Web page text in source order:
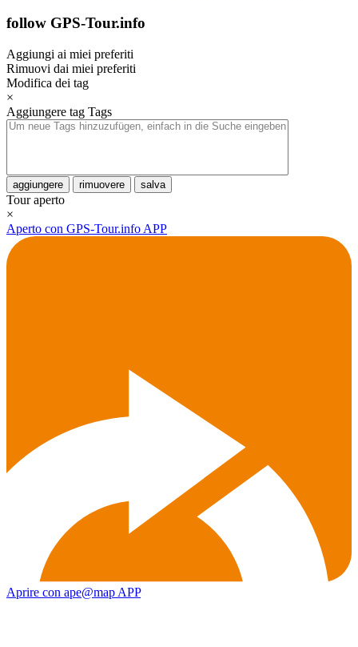
follow GPS-Tour.info
Aggiungi ai miei preferiti
Rimuovi dai miei preferiti
Modifica dei tag
×
Aggiungere tag Tags
aggiungere rimuovere salva
Tour aperto
×
Aperto con GPS-Tour.info APP
Aprire con ape@map APP